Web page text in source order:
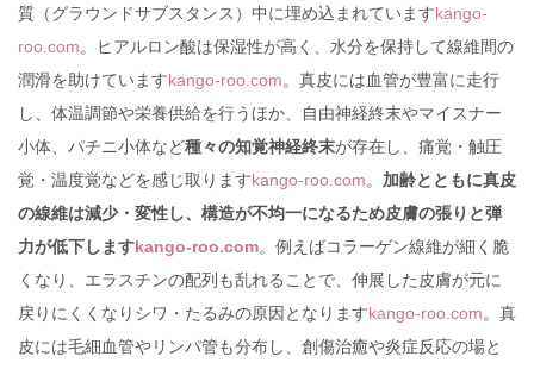
質（グラウンドサブスタンス）中に埋め込まれていますkango-
roo.com。ヒアルロン酸は保湿性が高く、水分を保持して線維間の
潤滑を助けていますkango-roo.com。真皮には血管が豊富に走行
し、体温調節や栄養供給を行うほか、自由神経終末やマイスナー
小体、パチニ小体など種々の知覚神経終末が存在し、痛覚・触圧
覚・温度覚などを感じ取りますkango-roo.com。 加齢とともに真皮
の線維は減少・変性し、構造が不均一になるため皮膚の張りと弾
力が低下しますkango-roo.com。例えばコラーゲン線維が細く脆
くなり、エラスチンの配列も乱れることで、伸展した皮膚が元に
戻りにくくなりシワ・たるみの原因となりますkango-roo.com。真
皮には毛細血管やリンパ管も分布し、創傷治癒や炎症反応の場と